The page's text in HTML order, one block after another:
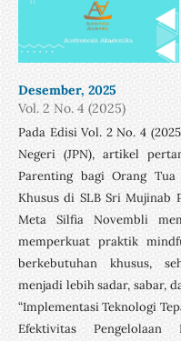
Desember, 2025
Vol. 2 No. 4 (2025)
Pada Edisi Vol. 2 No. 4
Negeri (JPN), artikel
Parenting bagi Orang
Khusus di SLB Sri Mujinab
Meta Silfia Novembli
memperkuat praktik
berkebutuhan khusus,
menjadi lebih sadar, sabar,
“Implementasi Teknologi
Efektivitas Pengelolaan